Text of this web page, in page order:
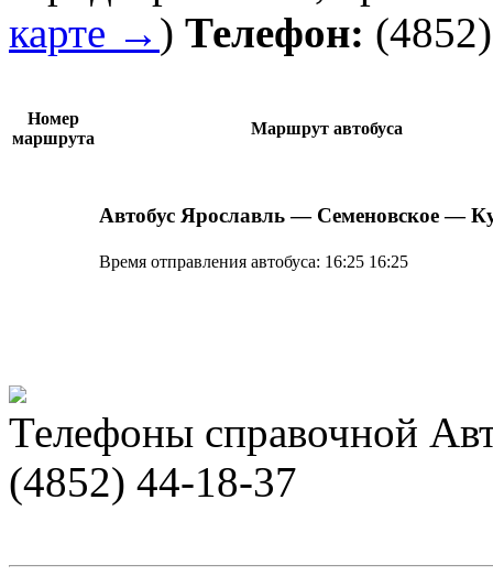
карте → ) Телефон:
Номер
маршрута
Маршрут автобуса
Автобус Ярославль — Семеновское —
Время отправления автобуса: 16:25 16:25
Телефоны справочной
(4852) 44-18-37